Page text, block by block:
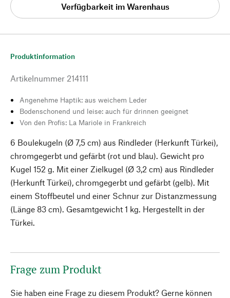
Verfügbarkeit im Warenhaus
Produktinformation
Artikelnummer 214111
Angenehme Haptik: aus weichem Leder
Bodenschonend und leise: auch für drinnen geeignet
Von den Profis: La Mariole in Frankreich
6 Boulekugeln (Ø 7,5 cm) aus Rindleder (Herkunft Türkei),
chromgegerbt und gefärbt (rot und blau). Gewicht pro
Kugel 152 g. Mit einer Zielkugel (Ø 3,2 cm) aus Rindleder
(Herkunft Türkei), chromgegerbt und gefärbt (gelb). Mit
einem Stoffbeutel und einer Schnur zur Distanzmessung
(Länge 83 cm). Gesamtgewicht 1 kg. Hergestellt in der
Türkei.
Frage zum Produkt
Sie haben eine Frage zu diesem Produkt? Gerne können